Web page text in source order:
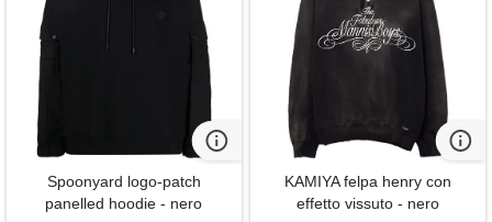
Spoonyard logo-patch
panelled hoodie - nero
KAMIYA felpa henry con
effetto vissuto - nero